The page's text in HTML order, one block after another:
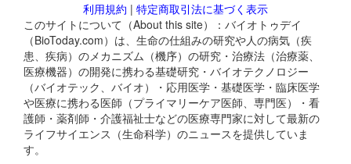
利用規約 | 特定商取引法に基づく表示
このサイトについて（About this site）：バイオトゥデイ
（BioToday.com）は、生命の仕組みの研究や人の病気（疾
患、疾病）のメカニズム（機序）の研究・治療法（治療薬、
医療機器）の開発に携わる基礎研究・バイオテクノロジー
（バイオテック、バイオ）・応用医学・基礎医学・臨床医学
や医療に携わる医師（プライマリーケア医師、専門医）・看
護師・薬剤師・介護福祉士などの医療専門家に対して最新の
ライフサイエンス（生命科学）のニュースを提供していま
す。